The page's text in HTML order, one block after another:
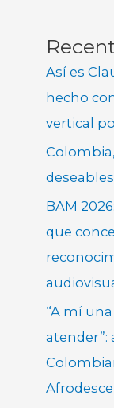
Así es
hecho
vertical
BAM
que
“A mí
atender”: